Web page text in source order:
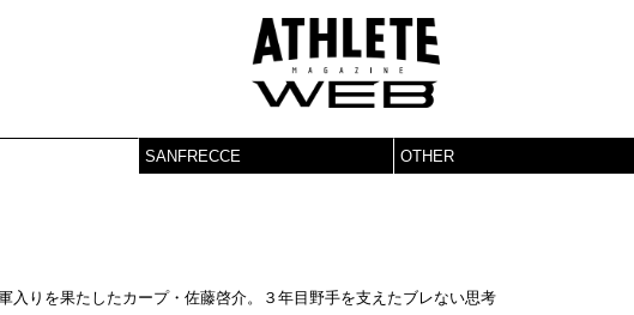
SANFRECCE OTHER
入りを果たしたカープ・佐藤啓介。３年目野手を支えたブレない思考